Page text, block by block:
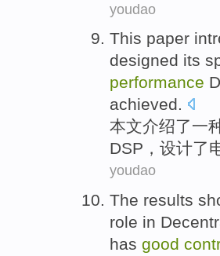
youdao
This paper
designed its
performance
achieved.
本文介绍了一
DSP ， 设计了
youdao
The results
role in
has good